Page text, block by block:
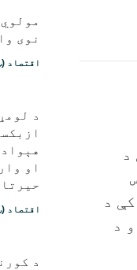
د
د
یورو د
نوی
اقتصاد
د
او
اقتصاد
د